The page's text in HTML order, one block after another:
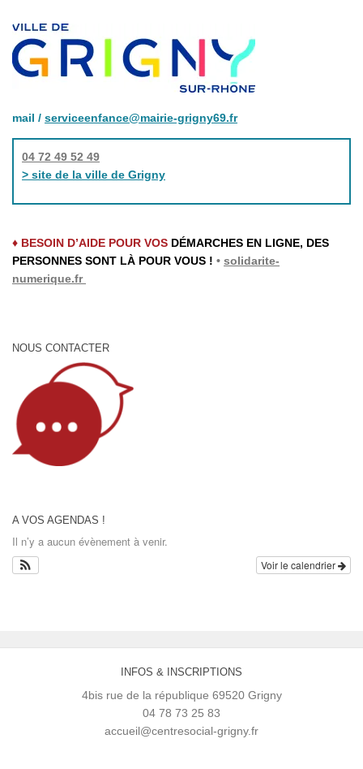
mail / serviceenfance@mairie-grigny69.fr
04 72 49 52 49
> site de la ville de Grigny
♦ BESOIN D’AIDE POUR VOS DÉMARCHES EN LIGNE, DES
PERSONNES SONT LÀ POUR VOUS ! • solidarite-
numerique.fr
NOUS CONTACTER
A VOS AGENDAS !
Il n’y a aucun évènement à venir.
Voir le calendrier
INFOS & INSCRIPTIONS
4bis rue de la république 69520 Grigny
04 78 73 25 83
accueil@centresocial-grigny.fr